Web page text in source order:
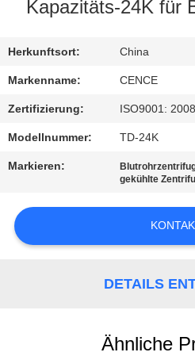
MIT
UNS
NEUIGKEITEN
RECHTSSACHEN
VR
Kapazitäts-24K für
Herkunftsort: China
Markenname: CENCE
Zertifizierung: ISO9001:
Modellnummer: TD-24K
Markieren:
gekühlte
DETAILS
Ähnliche